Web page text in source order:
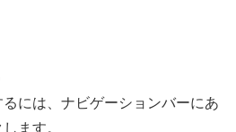
には、ナビゲーションバーにあ
ます。